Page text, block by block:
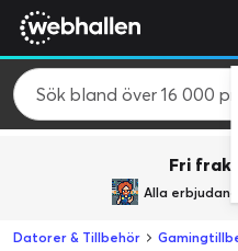
Fri
Alla
Datorer & Tillbehör